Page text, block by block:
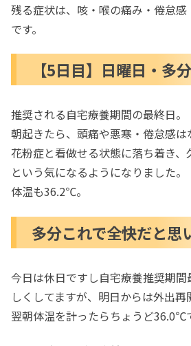
残る症状は、咳・喉の痛み・倦怠
です。
【5日目】日曜日・多
推奨される自宅療養期間の最終日。
朝起きたら、頭痛や悪寒・倦怠感は
花粉症と看做せる状態に落ち着き、
という気になるようになりました。
体温も36.2℃。
多分これで全快だと思
今日は休日ですし自宅療養推奨期
しくしてますが、明日からは外出再
翌朝体温を計ったらちょうど36.0℃